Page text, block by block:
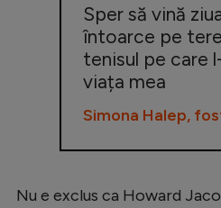
Sper să vină
întoarce pe
tenisul pe care
viața mea
Simona Halep,
Nu e exclus ca Howard